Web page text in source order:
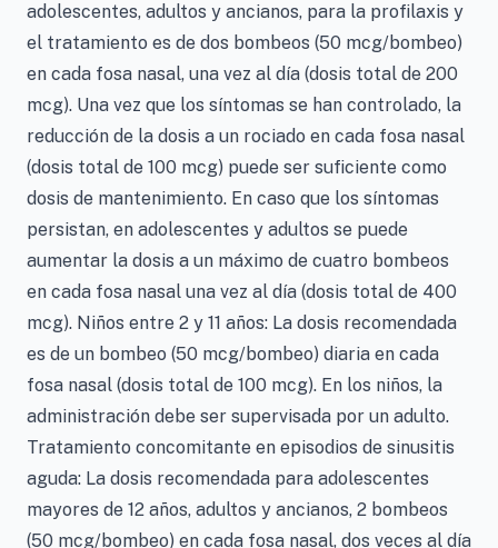
adolescentes, adultos y ancianos, para la profilaxis y
el tratamiento es de dos bombeos (50 mcg/bombeo)
en cada fosa nasal, una vez al día (dosis total de 200
mcg). Una vez que los síntomas se han controlado, la
reducción de la dosis a un rociado en cada fosa nasal
(dosis total de 100 mcg) puede ser suficiente como
dosis de mantenimiento. En caso que los síntomas
persistan, en adolescentes y adultos se puede
aumentar la dosis a un máximo de cuatro bombeos
en cada fosa nasal una vez al día (dosis total de 400
mcg). Niños entre 2 y 11 años: La dosis recomendada
es de un bombeo (50 mcg/bombeo) diaria en cada
fosa nasal (dosis total de 100 mcg). En los niños, la
administración debe ser supervisada por un adulto.
Tratamiento concomitante en episodios de sinusitis
aguda: La dosis recomendada para adolescentes
mayores de 12 años, adultos y ancianos, 2 bombeos
(50 mcg/bombeo) en cada fosa nasal, dos veces al día